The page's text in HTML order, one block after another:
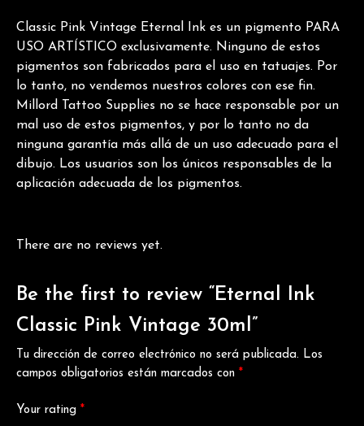
Classic Pink Vintage Eternal Ink es un pigmento PARA
USO ARTÍSTICO exclusivamente. Ninguno de estos
pigmentos son fabricados para el uso en tatuajes. Por
lo tanto, no vendemos nuestros colores con ese fin.
Millord Tattoo Supplies no se hace responsable por un
mal uso de estos pigmentos, y por lo tanto no da
ninguna garantía más allá de un uso adecuado para el
dibujo. Los usuarios son los únicos responsables de la
aplicación adecuada de los pigmentos.
There are no reviews yet.
Be the first to review “Eternal Ink
Classic Pink Vintage 30ml”
Tu dirección de correo electrónico no será publicada. Los
campos obligatorios están marcados con *
Your rating *